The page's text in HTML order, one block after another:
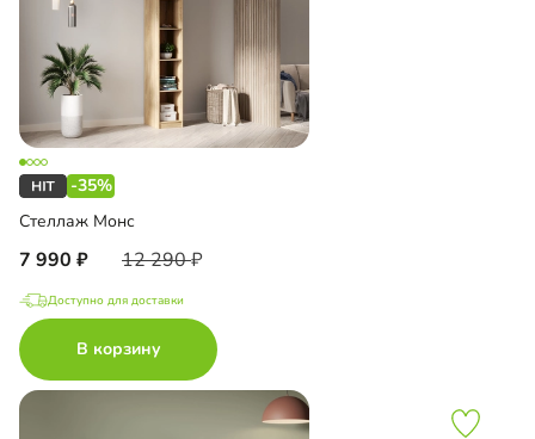
-35%
Стеллаж Монс
7 990 12 290
Доступно для доставки
В корзину